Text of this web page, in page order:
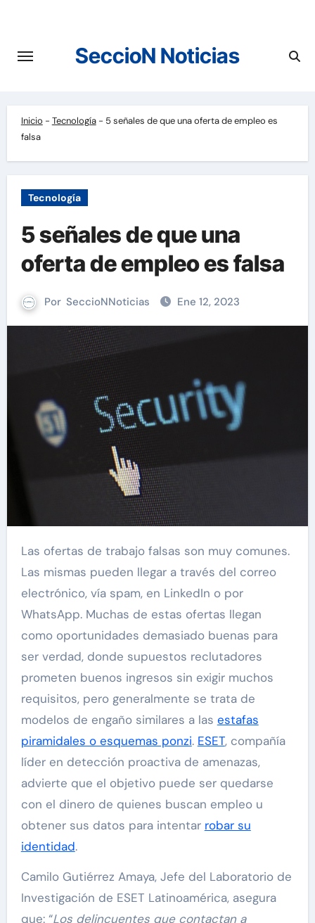
contenido
SeccioN Noticias
Inicio - Tecnología- 5 señales de que una oferta de empleo es
falsa
Tecnología
5 señales de que una
oferta de empleo es falsa
Por SeccioNNoticias Ene 12, 2023
Las ofertas de trabajo falsas son muy comunes.
Las mismas pueden llegar a través del correo
electrónico, vía spam, en LinkedIn o por
WhatsApp. Muchas de estas ofertas llegan
como oportunidades demasiado buenas para
ser verdad, donde supuestos reclutadores
prometen buenos ingresos sin exigir muchos
requisitos, pero generalmente se trata de
modelos de engaño similares a las estafas
piramidales o esquemas ponzi. ESET, compañía
líder en detección proactiva de amenazas,
advierte que el objetivo puede ser quedarse
con el dinero de quienes buscan empleo u
obtener sus datos para intentar robar su
identidad.
Camilo Gutiérrez Amaya, Jefe del Laboratorio de
Investigación de ESET Latinoamérica, asegura
que: “Los delincuentes que contactan a